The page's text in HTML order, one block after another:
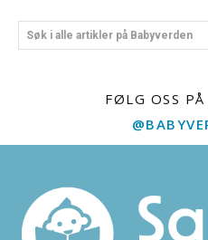
Søk i alle artikler på Babyverden
FØLG OSS